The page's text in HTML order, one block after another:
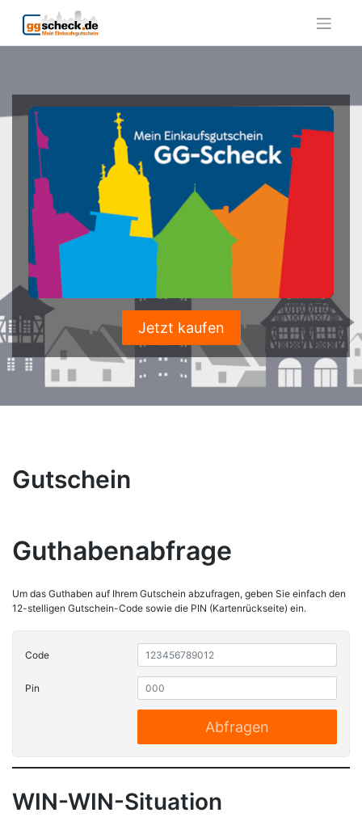
content
Jetzt kaufen
Gutschein
Guthabenabfrage
Um das Guthaben auf Ihrem Gutschein abzufragen, geben Sie einfach den
12-stelligen Gutschein-Code sowie die PIN (Kartenrückseite) ein.
Code
Pin
Abfragen
WIN-WIN-Situation